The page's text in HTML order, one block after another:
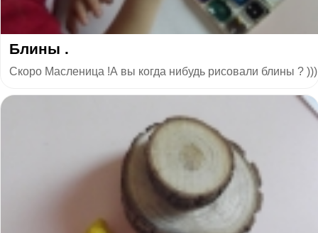
Блины .
Скоро Масленица !А вы когда нибудь рисовали блины ? )))